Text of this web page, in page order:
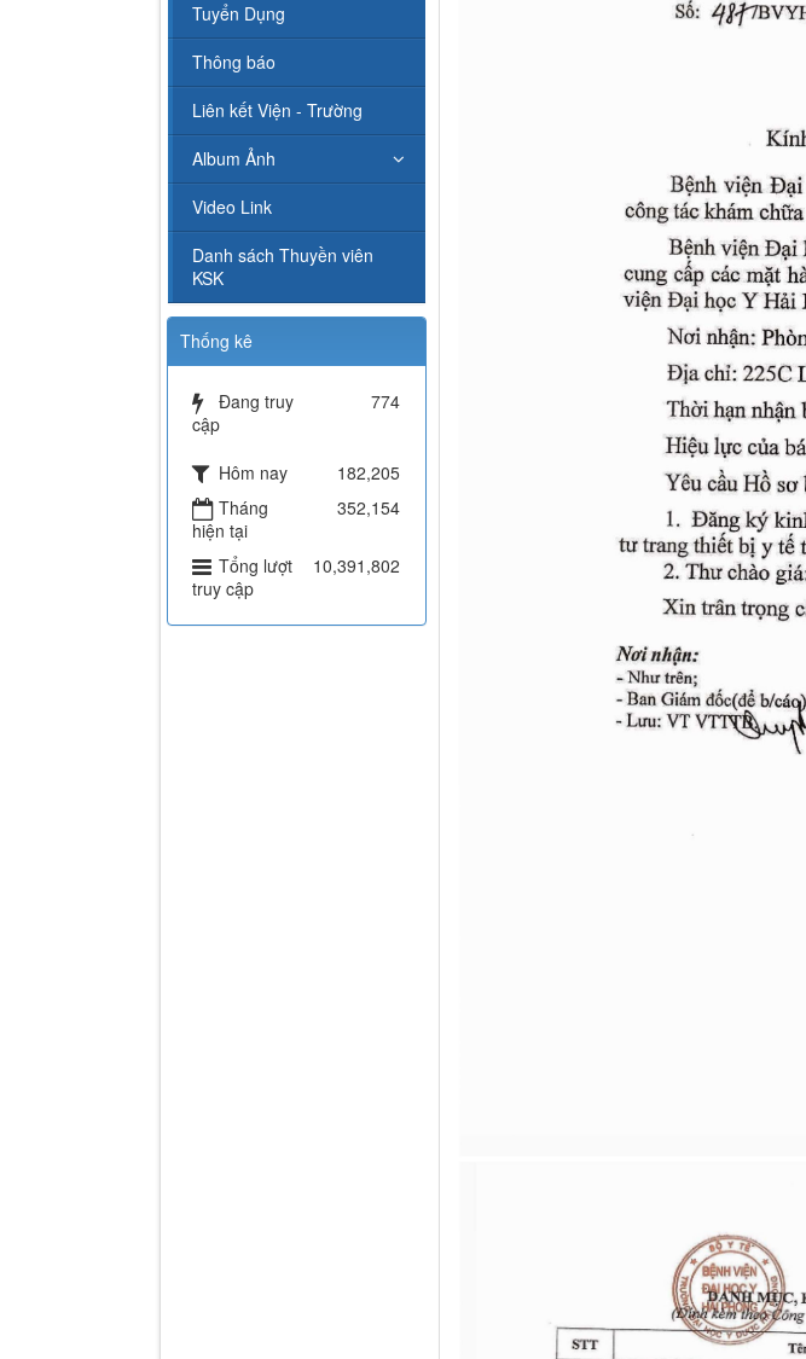
Tuyển Dụng
Thông báo
Liên kết Viện - Trường
Album Ảnh
Video Link
Danh sách Thuyền viên
KSK
Thống kê
Đang truy
cập
774
Hôm nay
182,205
Tháng
hiện tại
352,154
Tổng lượt
truy cập
10,391,802